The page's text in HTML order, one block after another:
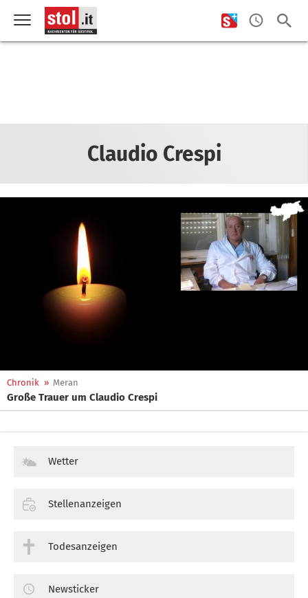
Claudio Crespi
Chronik » Meran
Große Trauer um Claudio Crespi
Wetter
Stellenanzeigen
Todesanzeigen
Newsticker